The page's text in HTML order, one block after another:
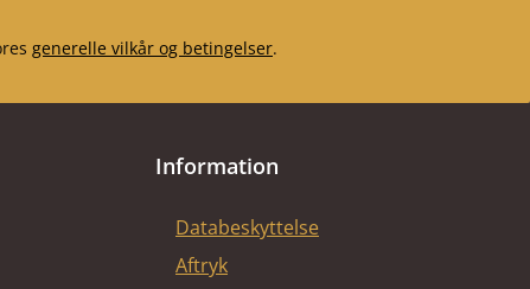
generelle vilkår og betingelser.
Information
Databeskyttelse
Aftryk